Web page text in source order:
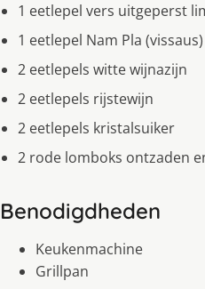
1 eetlepel vers uitgeperst
1 eetlepel Nam Pla (vissaus)
2 eetlepels witte wijnazijn
2 eetlepels rijstewijn
2 eetlepels kristalsuiker
2 rode lomboks ontzaden
Benodigdheden
Keukenmachine
Grillpan